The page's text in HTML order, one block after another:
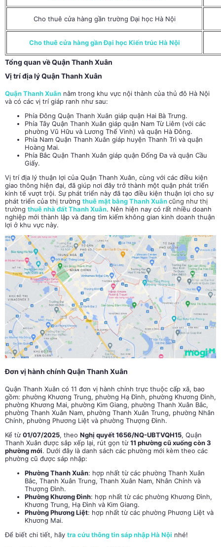
Cho thuê cửa hàng gần trường Đại học Hà Nội
Cho thuê cửa hàng gần Đại học Kiến trúc Hà Nội
Tổng quan về Quận Thanh Xuân
Vị trí địa lý Quận Thanh Xuân
Quận Thanh Xuân nằm trong khu vực nội thành của thủ đô Hà Nội
và có các vị trí giáp ranh như sau:
Phía Đông Quận Thanh Xuân giáp quận Hai Bà Trưng.
Phía Tây Quận Thanh Xuân giáp quận Nam Từ Liêm (với các
phường Vũ Hữu và Lương Thế Vinh) và quận Hà Đông.
Phía Nam Quận Thanh Xuân giáp huyện Thanh Trì và quận
Hoàng Mai.
Phía Bắc Quận Thanh Xuân giáp quận Đống Đa và quận Cầu
Giấy.
Vị trí địa lý thuận lợi của Quận Thanh Xuân, cùng với các điều kiện
giao thông hiện đại, đã giúp nơi đây trở thành một quận phát triển
kinh tế vượt trội. Sự phát triển này đã tạo điều kiện thuận lợi cho sự
phát triển của thị trường thuê mặt bằng Thanh Xuâncũng như thị
trường thuê nhà đất Thanh Xuân. Nên hiện nay có rất nhiều doanh
nghiệp mới thành lập và đang tìm kiếm không gian kinh doanh thuận
lợi ở khu vực này.
Đơn vị hành chính Quận Thanh Xuân
Quận Thanh Xuân có 11 đơn vị hành chính trực thuộc cấp xã, bao
gồm: phường Khương Trung, phường Hạ Đình, phường Khương Đình,
phường Khương Mai, phường Kim Giang, phường Thanh Xuân Bắc,
phường Thanh Xuân Nam, phường Thanh Xuân Trung, phường Nhân
Chính, phường Phương Liệt và phường Thượng Đình.
Kể từ01/07/2025, theo Nghị quyết 1656/NQ-UBTVQH15, Quận
Thanh Xuân được sắp xếp lại, rút gọn từ11 phường cũ xuống còn 3
phường mới. Dưới đây là danh sách các phường mới kèm theo các
phường cũ được sáp nhập:
Phường Thanh Xuân: hợp nhất từ các phường Thanh Xuân
Bắc, Thanh Xuân Trung, Thanh Xuân Nam, Nhân Chính và
Thượng Đình.
Phường Khương Đình: hợp nhất từ các phường Khương Đình,
Khương Trung, Hạ Đình và Kim Giang.
Phường Phương Liệt: hợp nhất từ các phường Phương Liệt và
Khương Mai.
Để biết chi tiết, hãy tra cứu thông tin sáp nhập Hà Nội nhé!